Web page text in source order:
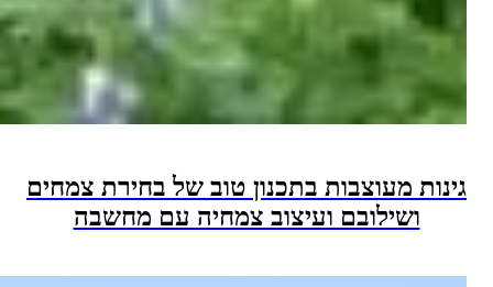
מעוצבות בתכנון טוב של בחירת צמחים
ועיצוב צמחיה עם מחשבה